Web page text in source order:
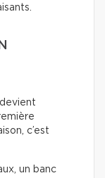
devient
c’est
un banc